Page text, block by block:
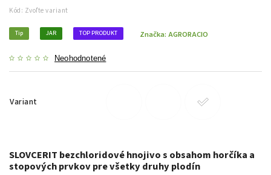
Kód: Zvoľte variant
Tip JAR TOP PRODUKT
Neohodnotené
Značka: AGRORACIO
Variant
SLOVCERIT bezchloridové hnojivo s obsahom horčíka a
stopových prvkov pre všetky druhy plodín